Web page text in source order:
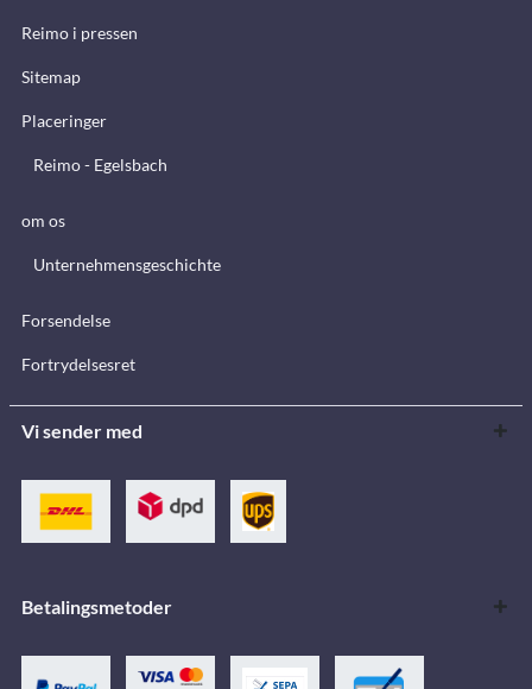
Reimo i pressen
Sitemap
Placeringer
Reimo - Egelsbach
om os
Unternehmensgeschichte
Forsendelse
Fortrydelsesret
Vi sender med
Betalingsmetoder